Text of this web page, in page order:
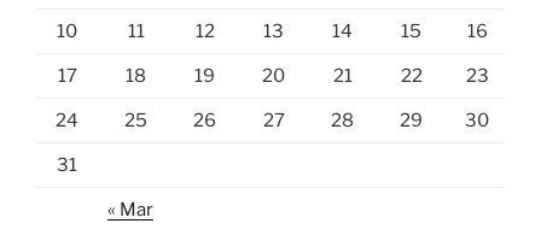
10 11 12 13 14 15 16
17 18 19 20 21 22 23
24 25 26 27 28 29 30
31
« Mar